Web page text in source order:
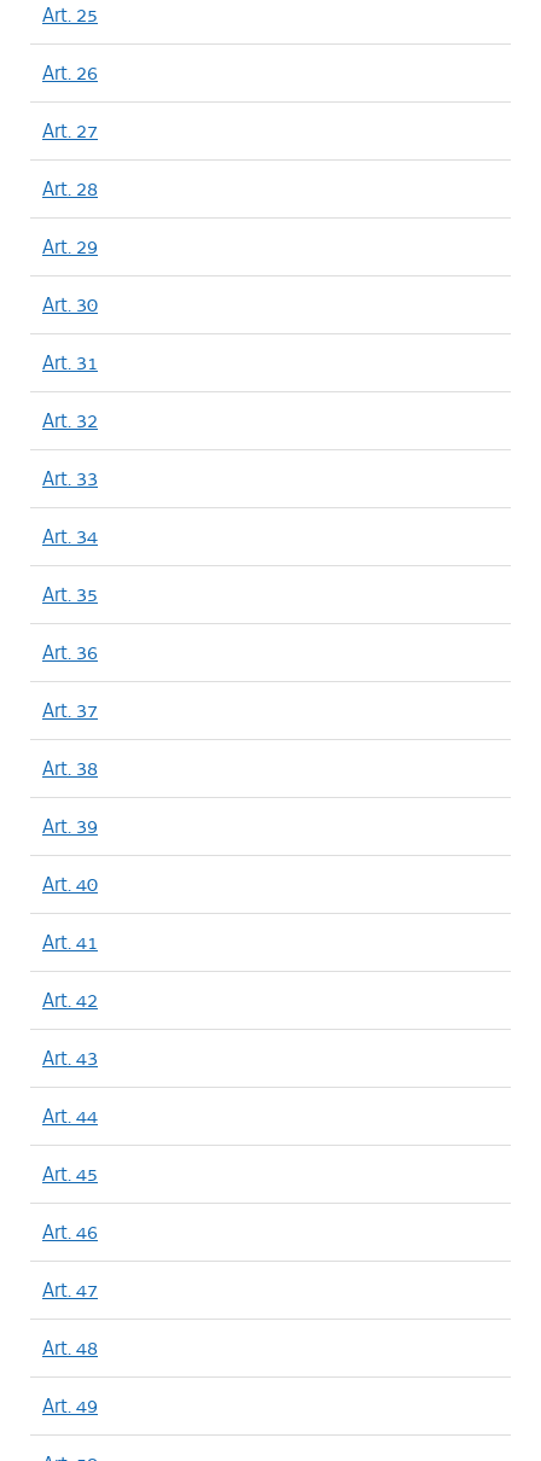
Art. 25
Art. 26
Art. 27
Art. 28
Art. 29
Art. 30
Art. 31
Art. 32
Art. 33
Art. 34
Art. 35
Art. 36
Art. 37
Art. 38
Art. 39
Art. 40
Art. 41
Art. 42
Art. 43
Art. 44
Art. 45
Art. 46
Art. 47
Art. 48
Art. 49